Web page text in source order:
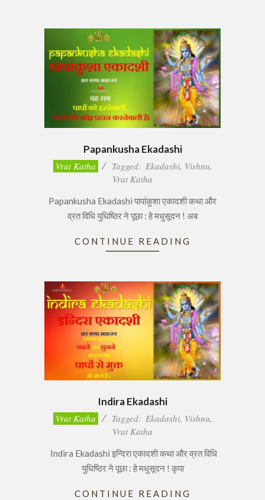
Papankusha Ekadashi
2017-
Vrat Katha Tagged: Ekadashi, Vishnu,
Vrat Katha
Papankusha Ekadashi पापांकुशा एकादशी कथा और
व्रत विधि युधिष्ठिर ने पूछा : हे मधुसूदन ! अब
CONTINUE READING
Indira Ekadashi
2017-
Vrat Katha Tagged: Ekadashi, Vishnu,
Vrat Katha
Indira Ekadashi इन्दिरा एकादशी कथा और व्रत विधि
युधिष्ठिर ने पूछा : हे मधुसूदन ! कृपा
CONTINUE READING